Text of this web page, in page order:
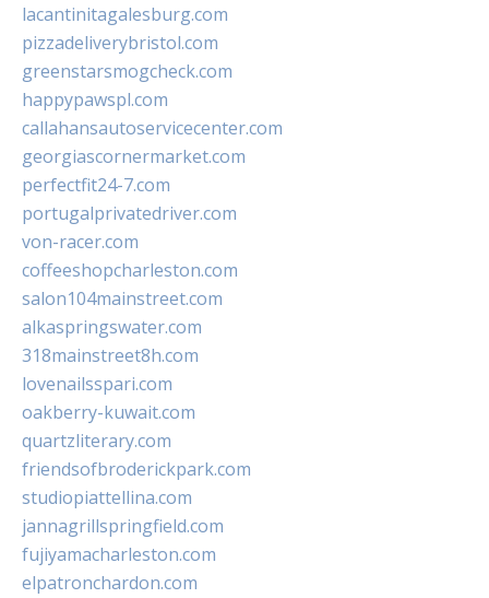
lacantinitagalesburg.com
pizzadeliverybristol.com
greenstarsmogcheck.com
happypawspl.com
callahansautoservicecenter.com
georgiascornermarket.com
perfectfit24-7.com
portugalprivatedriver.com
von-racer.com
coffeeshopcharleston.com
salon104mainstreet.com
alkaspringswater.com
318mainstreet8h.com
lovenailsspari.com
oakberry-kuwait.com
quartzliterary.com
friendsofbroderickpark.com
studiopiattellina.com
jannagrillspringfield.com
fujiyamacharleston.com
elpatronchardon.com